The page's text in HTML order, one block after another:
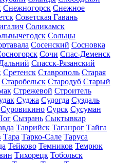
Снежногорск Снежное
Советская Гавань
Соликамск
Сольцы
Сосенский Сосновка
Сочи Спас-Деменск
Спасск-Рязанский
Сретенск Ставрополь Старая
Старобельск Стародуб Старый
Стрежевой Строитель
Суджа Судогда Суздаль
Суровикино Сурск Сусуман
Сызрань Сыктывкар
Таврийск Таганрог Тайга
Тара Тарко-Сале Таруса
Тейково Темников Темрюк
Тихорецк Тобольск